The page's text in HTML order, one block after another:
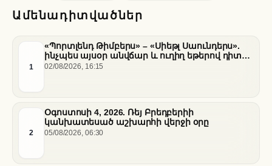
Ամենադիտվածներ
1
«Պորտլենդ Թիմբերս» – «Սիեթլ Սաունդերս».
ինչպես այսօր անվճար և ուղիղ եթերով դիտել
հանդիպումը
02/08/2026, 16:15
2
Օգոստոսի 4, 2026. Ռեյ Բրեդբերիի
կանխատեսած աշխարհի վերջի օրը
05/08/2026, 06:30